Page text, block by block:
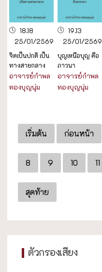
18.18
25/01/2569
จิตเป็นปกติ เป็น
ทางสายกลาง
อาจารย์กำพล
ทองบุญนุ่ม
19.13
25/01/2569
บุญเหนือบุญ คือ
ภาวนา
อาจารย์กำพล
ทองบุญนุ่ม
เริ่มต้น ก่อนหน้า
8 9 10 11
สุดท้าย
ตัวกรองเสียง